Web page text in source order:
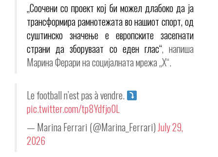
„Соочени со проект кој би можел длабоко да ја
трансформира рамнотежата во нашиот спорт, од
суштинско значење е европските засегнати
страни да зборуваат со еден глас“, напиша
Марина Ферари на социјалната мрежа „X“.
Le football n’est pas à vendre.
pic.twitter.com/tp8Ydfjo0L
— Marina Ferrari (@Marina_Ferrari)July 29,
2026